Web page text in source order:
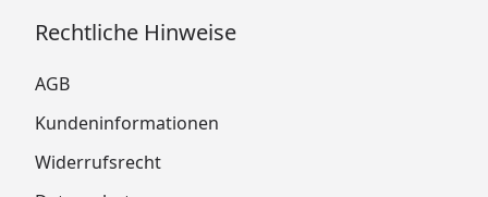
Rechtliche Hinweise
AGB
Kundeninformationen
Widerrufsrecht